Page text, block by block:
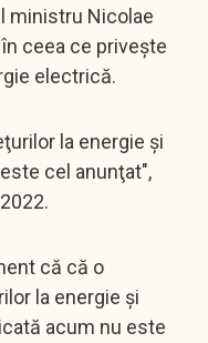
ministru Nicolae
ceea ce privește
electrică.
la energie şi
cel anunţat",
că că o
la energie şi
acum nu este